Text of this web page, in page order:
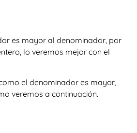
es mayor al denominador, por
lo veremos mejor con el
el denominador es mayor,
veremos a continuación.